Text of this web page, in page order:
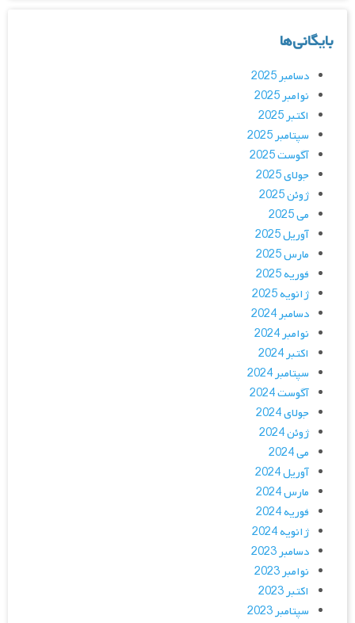
بایگانی‌ها
دسامبر 2025
نوامبر 2025
اکتبر 2025
سپتامبر 2025
آگوست 2025
جولای 2025
ژوئن 2025
می 2025
آوریل 2025
مارس 2025
فوریه 2025
ژانویه 2025
دسامبر 2024
نوامبر 2024
اکتبر 2024
سپتامبر 2024
آگوست 2024
جولای 2024
ژوئن 2024
می 2024
آوریل 2024
مارس 2024
فوریه 2024
ژانویه 2024
دسامبر 2023
نوامبر 2023
اکتبر 2023
سپتامبر 2023